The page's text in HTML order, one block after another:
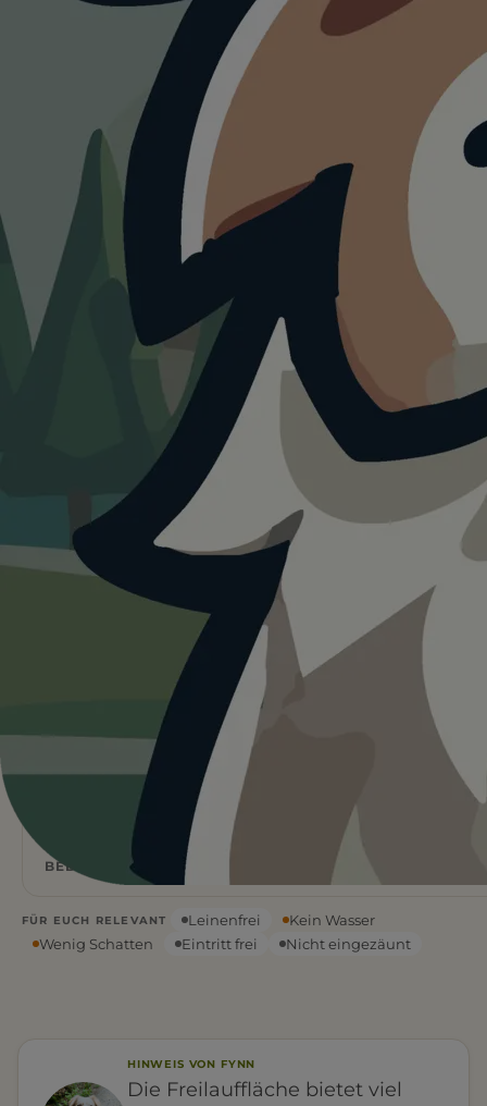
Visualisierung · KI
HUNDEAUSLAUF
Freilauffläche für
Hunde
Heute ist ein guter Tagfür
Freilauffläche für Hunde.
24°C und sonnig. Kein Schatten und kein Wasser vor
Ort. Viel Wasser mitnehmen und früh starten.
OpenWeatherMap
BEDECKT
FÜR EUCH RELEVANT Leinenfrei
Kein Wasser
Wenig Schatten
Eintritt frei Nicht eingezäunt
HINWEIS VON FYNN
Die Freilauffläche bietet viel